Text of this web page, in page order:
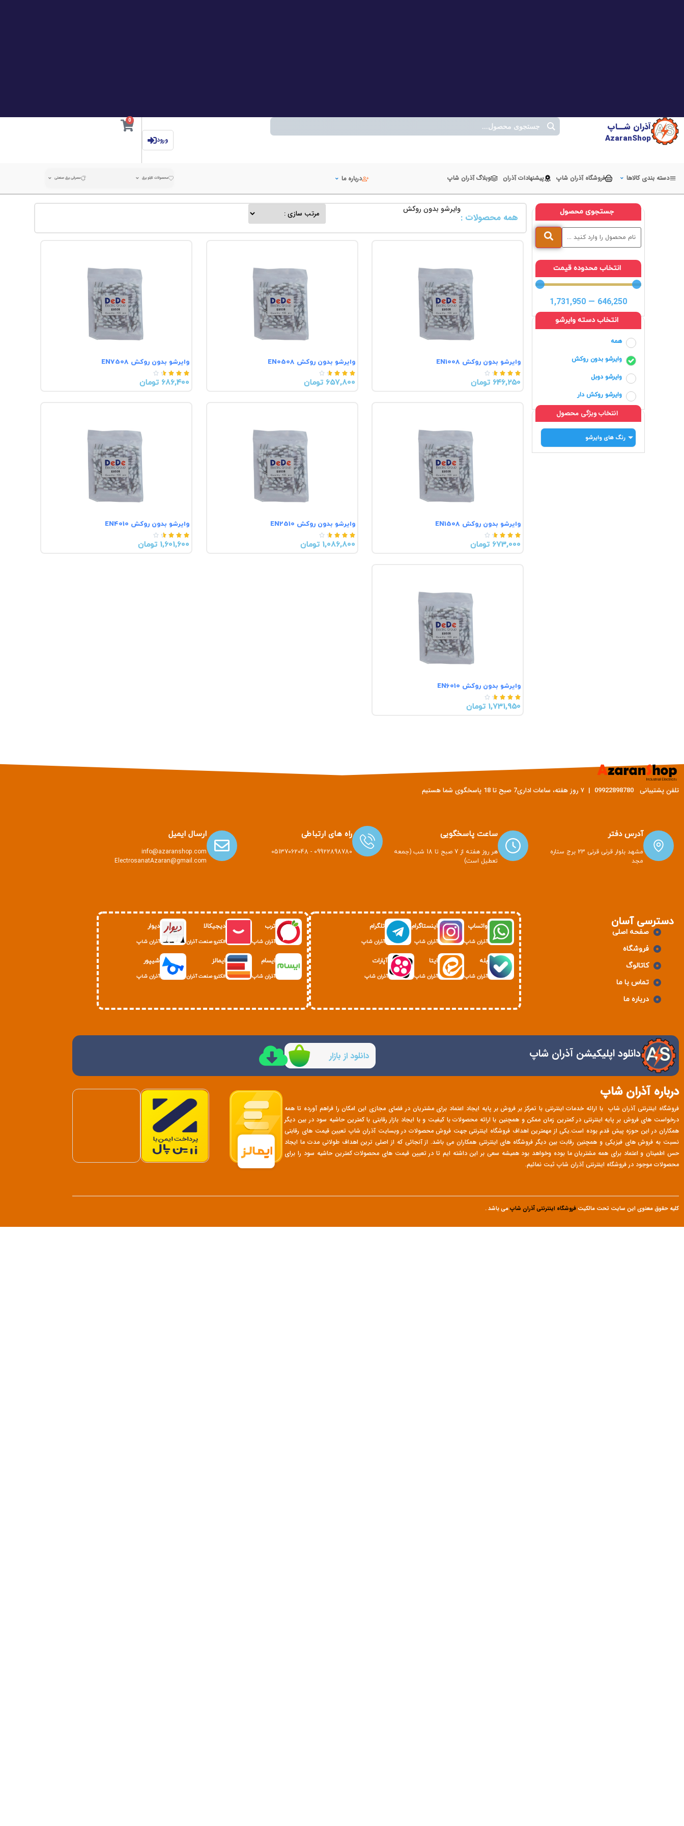
آذران شــاپ
AzaranShop ورود
0
دسته بندی کالاها فروشگاه آذران شاپ پیشنهادات آذران وبلاگ آذران شاپ درباره ما محصولات تابلو برق مصرفی برق صنعتی
جستجوی محصول
انتخاب محدوده قیمت
646,250
—
1,731,950
انتخاب دسته وایرشو
همه
وایرشو بدون روکش
وایرشو دوبل
وایرشو روکش دار
انتخاب ویژگی محصول
رنگ های وایرشو
همه محصولات :
وایرشو بدون روکش
وایرشو بدون روکش EN1008





646,250 تومان
وایرشو بدون روکش EN0508





657,800 تومان
وایرشو بدون روکش EN7508





686,400 تومان
وایرشو بدون روکش EN1508





673,000 تومان
وایرشو بدون روکش EN2510





1,086,800 تومان
وایرشو بدون روکش EN4010





1,601,600 تومان
وایرشو بدون روکش EN6010





1,731,950 تومان
تلفن پشتیبانی 09922898780 | ۷ روز هفته، ساعات اداری7 صبح تا 18 پاسخگوی شما هستیم
آدرس دفتر
مشهد بلوار قرنی قرنی 23 برج ستاره
مجد
ساعت پاسخگویی
هر روز هفته از 7 صبح تا 18 شب (جمعه
تعطیل است)
راه های ارتباطی
09922898780 - 05137062048
ارسال ایمیل
info@azaranshop.com
ElectrosanatAzaran@gmail.com
دسترسی آسان
صفحه اصلی
فروشگاه
کاتالوگ
تماس با ما
درباره ما
واتساپ
آذران شاپ
اینستاگرام
آذران شاپ
تلگرام
آذران شاپ
بله
آذران شاپ
ایتا
آذران شاپ
آپارات
آذران شاپ
ترب
آذران شاپ
دیجیکالا
الکترو صنعت آذران
دیوار
آذران شاپ
ایسام
آذران شاپ
ایمالز
الکترو صنعت آذران
شیپور
آذران شاپ
دانلود اپلیکیشن آذران شاپ دانلود از بازار
درباره آذران شاپ
فروشگاه اینترنتی آذران شاپ با ارائه خدمات اینترنتی با تمرکز بر فروش بر پایه ایجاد اعتماد برای مشتریان در فضای مجازی این امکان را فراهم آورده تا همه
درخواست های فروش بر پایه اینترنتی در کمترین زمان ممکن و همچنین با ارائه محصولات با کیفیت و با ایجاد بازار رقابتی با کمترین حاشیه سود در بین دیگر
همکاران در این حوزه پیش قدم بوده است.یکی از مهمترین اهداف فروشگاه اینترنتی جهت فروش محصولات در وبسایت آذران شاپ تعیین قیمت های رقابتی
نسبت به فروش های فیزیکی و همچنین رقابت بین دیگر فروشگاه های اینترنتی همکاران می باشد. از آنجائی که از اصلی ترین اهداف طولانی مدت ما ایجاد
حس اطمینان و اعتماد برای همه مشتریان ما بوده وخواهد بود همیشه سعی بر این داشته ایم تا در تعیین قیمت های محصولات کمترین حاشیه سود را برای
محصولات موجود در فروشگاه اینترنتی آذران شاپ ثبت نمائیم.
کلیه حقوق معنوی این سایت تحت مالکیت فروشگاه اینترنتی آذران شاپمی باشد .